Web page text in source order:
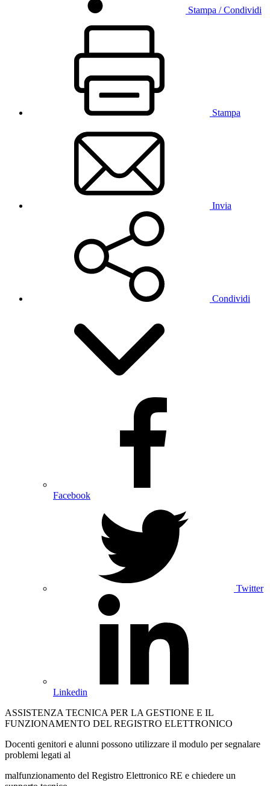
Stampa / Condividi
Stampa
Invia
Condividi
Facebook
Twitter
Linkedin
ASSISTENZA TECNICA PER LA GESTIONE E IL
FUNZIONAMENTO DEL REGISTRO ELETTRONICO
Docenti genitori e alunni possono utilizzare il modulo per segnalare
problemi legati al
malfunzionamento del Registro Elettronico RE e chiedere un